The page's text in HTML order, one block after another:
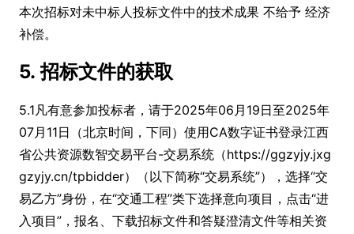
本次招标对未中标人投标文件中的技术成果 不给予 经济
补偿。
5. 招标文件的获取
5.1凡有意参加投标者，请于2025年06月19日至2025年
07月11日（北京时间，下同）使用CA数字证书登录江西
省公共资源数智交易平台-交易系统（https://ggzyjy.jxg
gzyjy.cn/tpbidder）（以下简称“交易系统”），选择“交
易乙方”身份，在“交通工程”类下选择意向项目，点击“进
入项目”，报名、下载招标文件和答疑澄清文件等相关资